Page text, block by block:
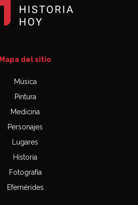
Mapa del sitio
Música
Pintura
Medicina
Personajes
Lugares
Historia
Fotografía
Efemérides